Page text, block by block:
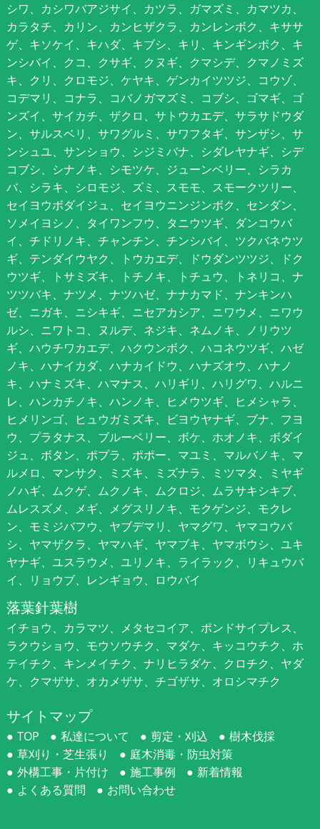
シワ、カシワバアジサイ、カツラ、ガマズミ、カマツカ、
カラタチ、カリン、カンヒザクラ、カンレンボク、キササ
ゲ、キソケイ、キハダ、キブシ、キリ、キンギンボク、キ
ンシバイ、クコ、クサギ、クヌギ、クマシデ、クマノミズ
キ、クリ、クロモジ、ケヤキ、ゲンカイツツジ、コウゾ、
コデマリ、コナラ、コバノガマズミ、コブシ、ゴマギ、ゴ
ンズイ、サイカチ、ザクロ、サトウカエデ、サラサドウダ
ン、サルスベリ、サワグルミ、サワフタギ、サンザシ、サ
ンシュユ、サンショウ、シジミバナ、シダレヤナギ、シデ
コブシ、シナノキ、シモツケ、ジューンベリー、シラカ
バ、シラキ、シロモジ、ズミ、スモモ、スモークツリー、
セイヨウボダイジュ、セイヨウニンジンボク、センダン、
ソメイヨシノ、タイワンフウ、タニウツギ、ダンコウバ
イ、チドリノキ、チャンチン、チンシバイ、ツクバネウツ
ギ、テンダイウヤク、トウカエデ、ドウダンツツジ、ドク
ウツギ、トサミズキ、トチノキ、トチュウ、トネリコ、ナ
ツツバキ、ナツメ、ナツハゼ、ナナカマド、ナンキンハ
ゼ、ニガキ、ニシキギ、ニセアカシア、ニワウメ、ニワウ
ルシ、ニワトコ、ヌルデ、ネジキ、ネムノキ、ノリウツ
ギ、ハウチワカエデ、ハクウンボク、ハコネウツギ、ハゼ
ノキ、ハナイカダ、ハナカイドウ、ハナズオウ、ハナノ
キ、ハナミズキ、ハマナス、ハリギリ、ハリグワ、ハルニ
レ、ハンカチノキ、ハンノキ、ヒメウツギ、ヒメシャラ、
ヒメリンゴ、ヒュウガミズキ、ビヨウヤナギ、ブナ、フヨ
ウ、プラタナス、ブルーベリー、ボケ、ホオノキ、ボダイ
ジュ、ボタン、ポプラ、ポポー、マユミ、マルバノキ、マ
ルメロ、マンサク、ミズキ、ミズナラ、ミツマタ、ミヤギ
ノハギ、ムクゲ、ムクノキ、ムクロジ、ムラサキシキブ、
ムレスズメ、メギ、メグスリノキ、モクゲンジ、モクレ
ン、モミジバフウ、ヤブデマリ、ヤマグワ、ヤマコウバ
シ、ヤマザクラ、ヤマハギ、ヤマブキ、ヤマボウシ、ユキ
ヤナギ、ユスラウメ、ユリノキ、ライラック、リキュウバ
イ、リョウブ、レンギョウ、ロウバイ
落葉針葉樹
イチョウ、カラマツ、メタセコイア、ポンドサイプレス、
ラクウショウ、モウソウチク、マダケ、キッコウチク、ホ
テイチク、キンメイチク、ナリヒラダケ、クロチク、ヤダ
ケ、クマザサ、オカメザサ、チゴザサ、オロシマチク
サイトマップ
TOP 私達について 剪定・刈込
樹木伐採
草刈り・芝生張り
庭木消毒・防虫対策
外構工事・片付け
施工事例
新着情報
よくある質問
お問い合わせ